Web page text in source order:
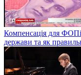
Компенсація для
держави та як